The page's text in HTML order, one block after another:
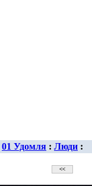
01 Удомля : Люди :